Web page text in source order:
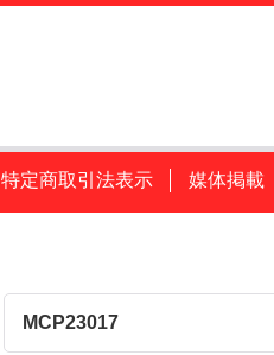
特定商取引法表示 媒体掲載
MCP23017